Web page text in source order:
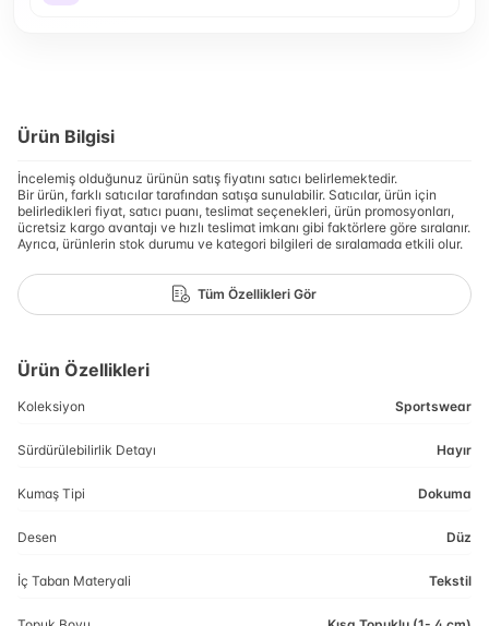
Ürün Bilgisi
İncelemiş olduğunuz ürünün satış fiyatını satıcı belirlemektedir.
Bir ürün, farklı satıcılar tarafından satışa sunulabilir. Satıcılar, ürün için
belirledikleri fiyat, satıcı puanı, teslimat seçenekleri, ürün promosyonları,
ücretsiz kargo avantajı ve hızlı teslimat imkanı gibi faktörlere göre sıralanır.
Ayrıca, ürünlerin stok durumu ve kategori bilgileri de sıralamada etkili olur.
Tüm Özellikleri Gör
Ürün Özellikleri
Koleksiyon Sportswear
Sürdürülebilirlik Detayı Hayır
Kumaş Tipi Dokuma
Desen Düz
İç Taban Materyali Tekstil